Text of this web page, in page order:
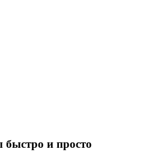
быстро и просто